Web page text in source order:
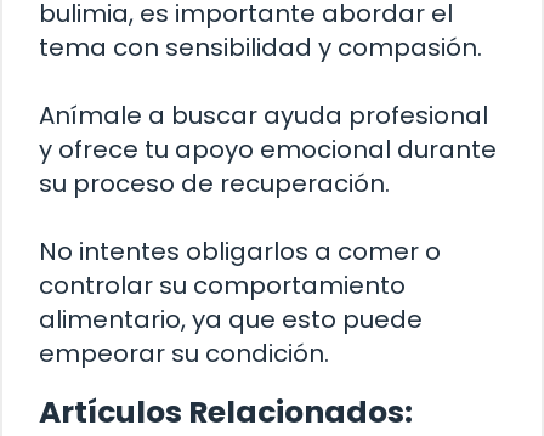
bulimia, es importante abordar el
tema con sensibilidad y compasión.
Anímale a buscar ayuda profesional
y ofrece tu apoyo emocional durante
su proceso de recuperación.
No intentes obligarlos a comer o
controlar su comportamiento
alimentario, ya que esto puede
empeorar su condición.
Artículos Relacionados: